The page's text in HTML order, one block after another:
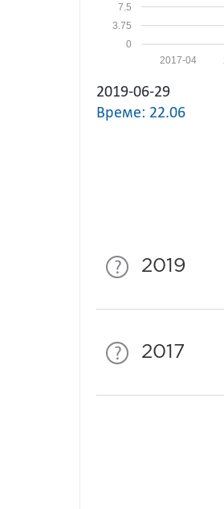
0
3.75
7.5
2017-04
2019-06-29
Време: 22.06
2019
2017